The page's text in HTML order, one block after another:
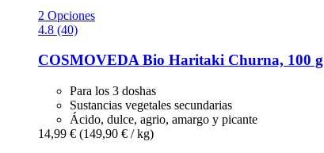
2 Opciones
4.8 (40)
COSMOVEDABio Haritaki Churna, 100 g
Para los 3 doshas
Sustancias vegetales secundarias
Ácido, dulce, agrio, amargo y picante
14,99 € (149,90 € / kg)